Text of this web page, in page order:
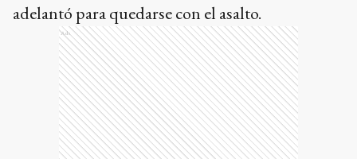
adelantó para quedarse con el asalto.
Ads